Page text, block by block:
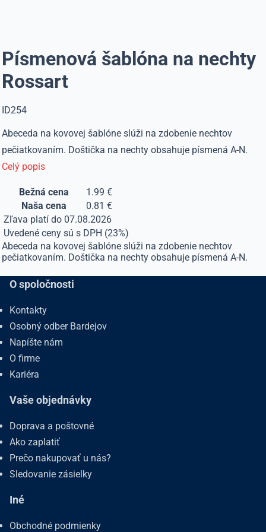
Písmenová šablóna na nechty
Rossart
ID254
Abeceda na kovovej šablóne slúži na zdobenie nechtov
pečiatkovaním. Doštička na nechty obsahuje písmená A-N.
Celý popis
Bežná cena
1.99 €
Naša cena
0.81 €
Zľava platí do 07.08.2026
Uvedené ceny sú s DPH (23%)
Abeceda na kovovej šablóne slúži na zdobenie nechtov
pečiatkovaním. Doštička na nechty obsahuje písmená A-N.
O spoločnosti
Kontakty
Osobný odber Bardejov
Napíšte nám
O firme
Kariéra
Vaše objednávky
Doprava a poštovné
Ako zaplatiť
Prečo nakupovať u nás?
Sledovanie zásielky
Iné
Obchodné podmienky